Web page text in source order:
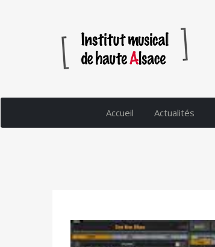
Accueil Actualités